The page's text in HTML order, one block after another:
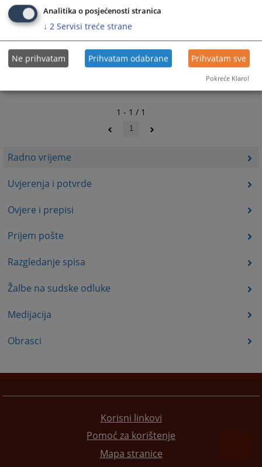
Radno vrijeme
Uvjerenja i potvrde
Ovjere i prepisi
Prijem pošte
Razgledanje spisa
Žalbe na sudske odluke
Medijacija
Obrasci
1 - 1 / 1
1
Korisni linkovi
Pomoć za korištenje
Mapa stranice
Analitika o posjećenosti stranica
↓ 2 Servisi treće strane
Ne prihvatam Prihvatam odabrane Prihvatam sve
Pokreće Klaro!